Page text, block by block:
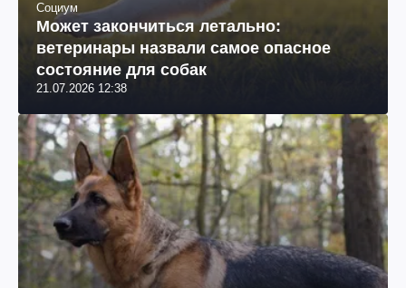
Социум
Может закончиться летально:
ветеринары назвали самое опасное
состояние для собак
21.07.2026 12:38